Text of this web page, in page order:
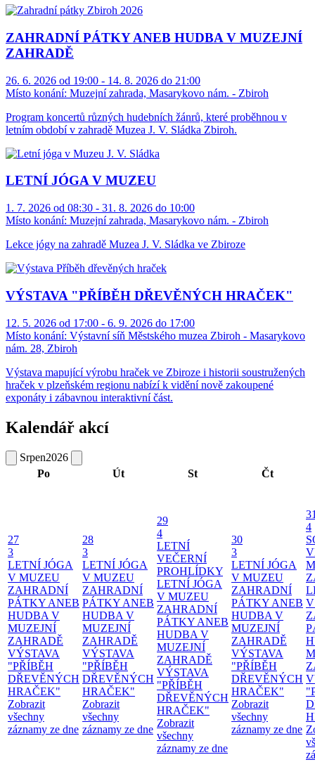
ZAHRADNÍ PÁTKY ANEB HUDBA V MUZEJNÍ
ZAHRADĚ
26. 6. 2026 od 19:00 - 14. 8. 2026 do 21:00
Místo konání: Muzejní zahrada, Masarykovo nám. - Zbiroh
Program koncertů různých hudebních žánrů, které proběhnou v
letním období v zahradě Muzea J. V. Sládka Zbiroh.
LETNÍ JÓGA V MUZEU
1. 7. 2026 od 08:30 - 31. 8. 2026 do 10:00
Místo konání: Muzejní zahrada, Masarykovo nám. - Zbiroh
Lekce jógy na zahradě Muzea J. V. Sládka ve Zbiroze
VÝSTAVA "PŘÍBĚH DŘEVĚNÝCH HRAČEK"
12. 5. 2026 od 17:00 - 6. 9. 2026 do 17:00
Místo konání: Výstavní síň Městského muzea Zbiroh - Masarykovo
nám. 28, Zbiroh
Výstava mapující výrobu hraček ve Zbiroze i historii soustružených
hraček v plzeňském regionu nabízí k vidění nově zakoupené
exponáty i zábavnou interaktivní část.
Kalendář akcí
Srpen2026
Po
Út St Čt
27
3
LETNÍ JÓGA
V MUZEU
ZAHRADNÍ
PÁTKY ANEB
HUDBA V
MUZEJNÍ
ZAHRADĚ
VÝSTAVA
"PŘÍBĚH
DŘEVĚNÝCH
HRAČEK"
Zobrazit
všechny
záznamy ze dne
28
3
LETNÍ JÓGA
V MUZEU
ZAHRADNÍ
PÁTKY ANEB
HUDBA V
MUZEJNÍ
ZAHRADĚ
VÝSTAVA
"PŘÍBĚH
DŘEVĚNÝCH
HRAČEK"
Zobrazit
všechny
záznamy ze dne
29
4
LETNÍ
VEČERNÍ
PROHLÍDKY
LETNÍ JÓGA
V MUZEU
ZAHRADNÍ
PÁTKY ANEB
HUDBA V
MUZEJNÍ
ZAHRADĚ
VÝSTAVA
"PŘÍBĚH
DŘEVĚNÝCH
HRAČEK"
Zobrazit
všechny
záznamy ze dne
30
3
LETNÍ JÓGA
V MUZEU
ZAHRADNÍ
PÁTKY ANEB
HUDBA V
MUZEJNÍ
ZAHRADĚ
VÝSTAVA
"PŘÍBĚH
DŘEVĚNÝCH
HRAČEK"
Zobrazit
všechny
záznamy ze dne
4